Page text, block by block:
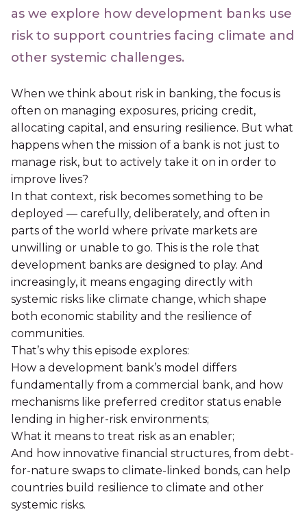
as we explore how development banks use
risk to support countries facing climate and
other systemic challenges.
When we think about risk in banking, the focus is
often on managing exposures, pricing credit,
allocating capital, and ensuring resilience. But what
happens when the mission of a bank is not just to
manage risk, but to actively take it on in order to
improve lives?
In that context, risk becomes something to be
deployed — carefully, deliberately, and often in
parts of the world where private markets are
unwilling or unable to go. This is the role that
development banks are designed to play. And
increasingly, it means engaging directly with
systemic risks like climate change, which shape
both economic stability and the resilience of
communities.
That’s why this episode explores:
How a development bank’s model differs
fundamentally from a commercial bank, and how
mechanisms like preferred creditor status enable
lending in higher-risk environments;
What it means to treat risk as an enabler;
And how innovative financial structures, from debt-
for-nature swaps to climate-linked bonds, can help
countries build resilience to climate and other
systemic risks.